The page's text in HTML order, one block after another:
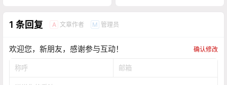
1 条回复 A 文章作者 M 管理员
欢迎您，新朋友，感谢参与互动！ 确认修改